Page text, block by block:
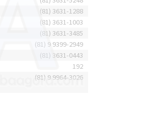
(81) 3631-1288
(81) 3631-1003
(81) 3631-3485
(81) 9 9399-2949
(81) 3631-0443
192
(81) 9 9964-3026